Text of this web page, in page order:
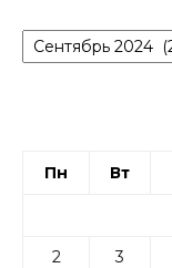
Архивы
Пн Вт
2 3